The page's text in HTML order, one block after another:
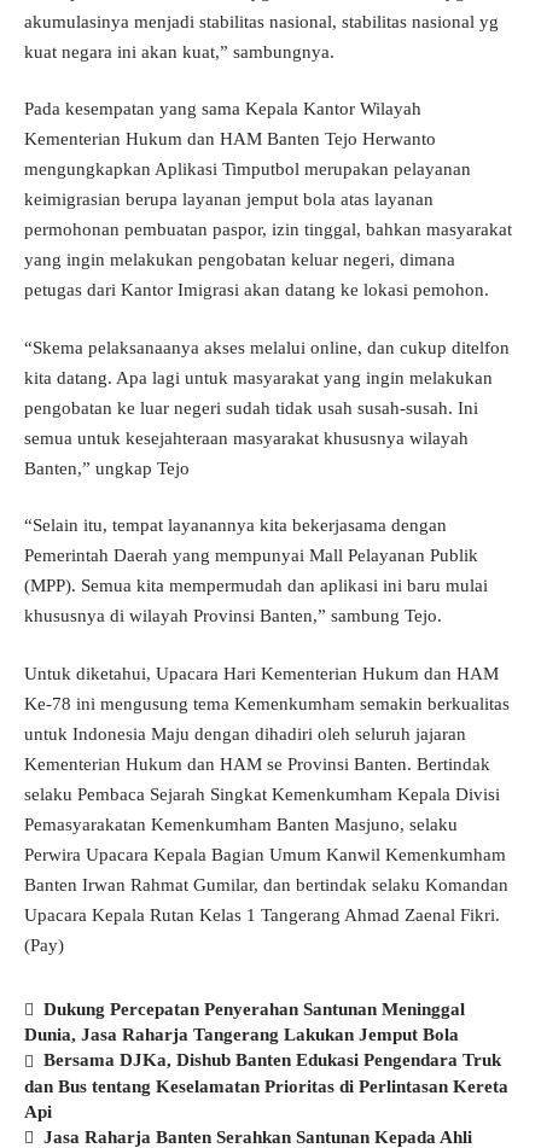
akumulasinya menjadi stabilitas nasional, stabilitas nasional yg
kuat negara ini akan kuat,” sambungnya.
Pada kesempatan yang sama Kepala Kantor Wilayah
Kementerian Hukum dan HAM Banten Tejo Herwanto
mengungkapkan Aplikasi Timputbol merupakan pelayanan
keimigrasian berupa layanan jemput bola atas layanan
permohonan pembuatan paspor, izin tinggal, bahkan masyarakat
yang ingin melakukan pengobatan keluar negeri, dimana
petugas dari Kantor Imigrasi akan datang ke lokasi pemohon.
“Skema pelaksanaanya akses melalui online, dan cukup ditelfon
kita datang. Apa lagi untuk masyarakat yang ingin melakukan
pengobatan ke luar negeri sudah tidak usah susah-susah. Ini
semua untuk kesejahteraan masyarakat khususnya wilayah
Banten,” ungkap Tejo
“Selain itu, tempat layanannya kita bekerjasama dengan
Pemerintah Daerah yang mempunyai Mall Pelayanan Publik
(MPP). Semua kita mempermudah dan aplikasi ini baru mulai
khususnya di wilayah Provinsi Banten,” sambung Tejo.
Untuk diketahui, Upacara Hari Kementerian Hukum dan HAM
Ke-78 ini mengusung tema Kemenkumham semakin berkualitas
untuk Indonesia Maju dengan dihadiri oleh seluruh jajaran
Kementerian Hukum dan HAM se Provinsi Banten. Bertindak
selaku Pembaca Sejarah Singkat Kemenkumham Kepala Divisi
Pemasyarakatan Kemenkumham Banten Masjuno, selaku
Perwira Upacara Kepala Bagian Umum Kanwil Kemenkumham
Banten Irwan Rahmat Gumilar, dan bertindak selaku Komandan
Upacara Kepala Rutan Kelas 1 Tangerang Ahmad Zaenal Fikri.
(Pay)
Dukung Percepatan Penyerahan Santunan Meninggal
Dunia, Jasa Raharja Tangerang Lakukan Jemput Bola
Bersama DJKa, Dishub Banten Edukasi Pengendara Truk
dan Bus tentang Keselamatan Prioritas di Perlintasan Kereta
Api
Jasa Raharja Banten Serahkan Santunan Kepada Ahli